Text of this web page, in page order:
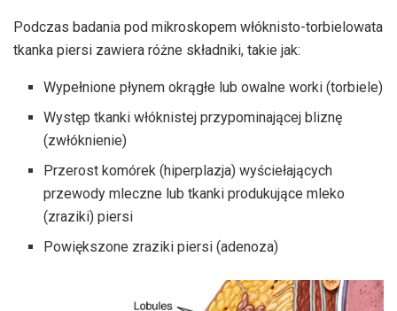
Podczas badania pod mikroskopem włóknisto-torbielowata
tkanka piersi zawiera różne składniki, takie jak:
Wypełnione płynem okrągłe lub owalne worki (torbiele)
Występ tkanki włóknistej przypominającej bliznę
(zwłóknienie)
Przerost komórek (hiperplazja) wyściełających
przewody mleczne lub tkanki produkujące mleko
(zraziki) piersi
Powiększone zraziki piersi (adenoza)